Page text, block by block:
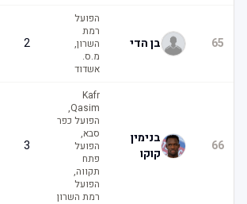
65 בן הדי
הפועל
רמת
השרון,
מ.ס.
אשדוד
66
בנימין
קוקו
Kafr
Qasim,
הפועל כפר
סבא,
הפועל
פתח
תקווה,
הפועל
רמת השרון